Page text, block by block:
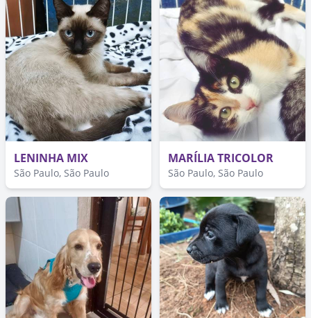
LENINHA MIX
São Paulo, São Paulo
MARÍLIA TRICOLOR
São Paulo, São Paulo